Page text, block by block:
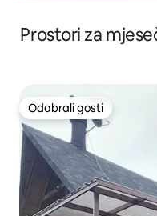
Prostori za
Odabrali gosti
Odabrali gosti